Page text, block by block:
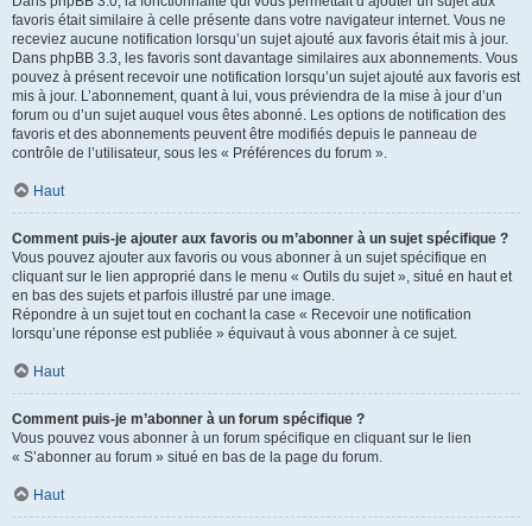
favoris était similaire à celle présente dans votre navigateur internet. Vous ne
receviez aucune notification lorsqu’un sujet ajouté aux favoris était mis à jour.
Dans phpBB 3.3, les favoris sont davantage similaires aux abonnements. Vous
pouvez à présent recevoir une notification lorsqu’un sujet ajouté aux favoris est
mis à jour. L’abonnement, quant à lui, vous préviendra de la mise à jour d’un
forum ou d’un sujet auquel vous êtes abonné. Les options de notification des
favoris et des abonnements peuvent être modifiés depuis le panneau de
contrôle de l’utilisateur, sous les « Préférences du forum ».
Haut
Comment puis-je ajouter aux favoris ou m’abonner à un sujet spécifique ?
Vous pouvez ajouter aux favoris ou vous abonner à un sujet spécifique en
cliquant sur le lien approprié dans le menu « Outils du sujet », situé en haut et
en bas des sujets et parfois illustré par une image.
Répondre à un sujet tout en cochant la case « Recevoir une notification
lorsqu’une réponse est publiée » équivaut à vous abonner à ce sujet.
Haut
Comment puis-je m’abonner à un forum spécifique ?
Vous pouvez vous abonner à un forum spécifique en cliquant sur le lien
« S’abonner au forum » situé en bas de la page du forum.
Haut